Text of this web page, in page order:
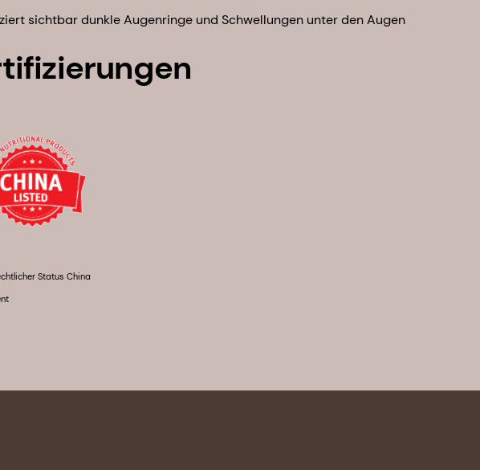
sichtbar dunkle Augenringe und Schwellungen unter den Augen
Status China